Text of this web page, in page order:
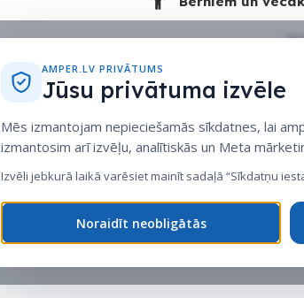
AMPER.LV PRIVĀTUMS
Jūsu privātuma izvēle
Mēs izmantojam nepieciešamās sīkdatnes, lai
izmantosim arī izvēļu, analītiskās un Meta
Izvēli jebkurā laikā varēsiet mainīt sadaļā “Sīkdatņu
Noraidīt neobligātās